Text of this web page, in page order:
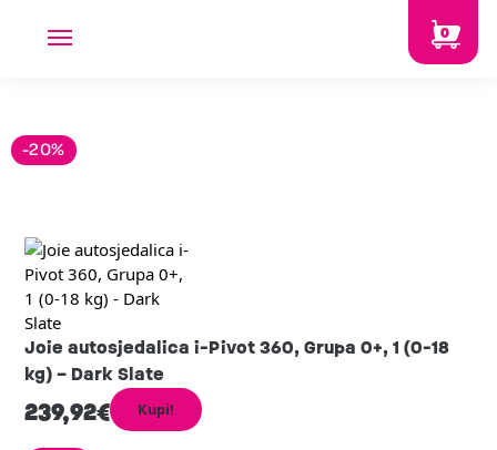
0
Joie autosjedalica i-Pivot 360, Grupa 0+, 1 (0-18
kg) – Dark Slate
239,92€ Kupi!
-20%